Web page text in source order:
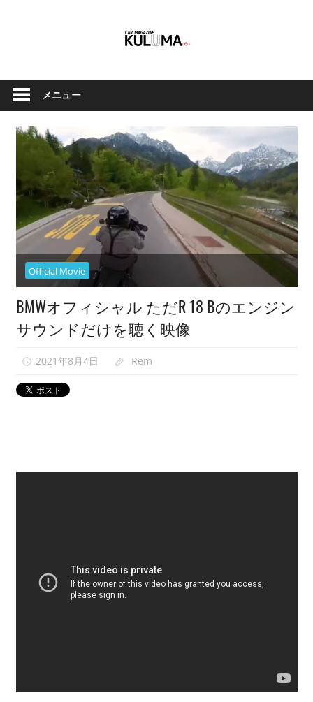
ツ
Car
Magazine
Kuluma.jp
ル
マ
と
バ
の
オ
フ
ィ
シ
ャ
ル
映
紹
介
中。
メニュー
Official Movie
BMWオフィシャル ただR 18 Bのエンジン
サウンドだけを聴く映像
2021年8月4日 Rem